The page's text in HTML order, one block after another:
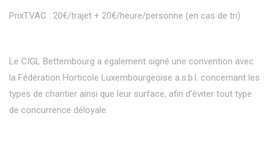
PrixTVAC : 20€/trajet + 20€/heure/personne (en cas de tri)
Le CIGL Bettembourg a également signé une convention avec
la Fédération Horticole Luxembourgeoise a.s.b.l. concernant les
types de chantier ainsi que leur surface, afin d’éviter tout type
de concurrence déloyale.